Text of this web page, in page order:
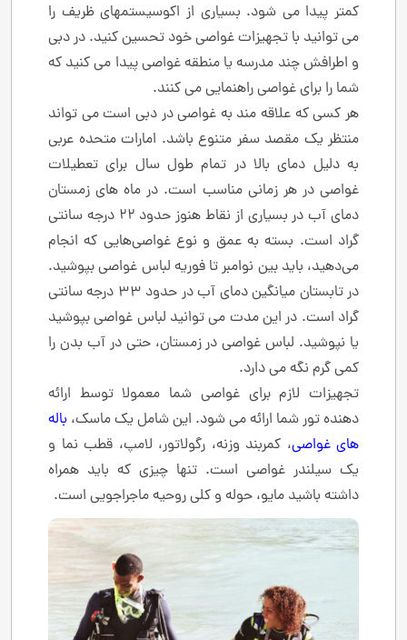
کمتر پیدا می شود. بسیاری از اکوسیستمهای ظریف را
می توانید با تجهیزات غواصی خود تحسین کنید. در دبی
و اطرافش چند مدرسه یا منطقه غواصی پیدا می کنید که
شما را برای غواصی راهنمایی می کنند.
هر کسی که علاقه مند به غواصی در دبی است می تواند
منتظر یک مقصد سفر متنوع باشد. امارات متحده عربی
به دلیل دمای بالا در تمام طول سال برای تعطیلات
غواصی در هر زمانی مناسب است. در ماه های زمستان
دمای آب در بسیاری از نقاط هنوز حدود 22 درجه سانتی
گراد است. بسته به عمق و نوع غواصی‌هایی که انجام
می‌دهید، باید بین نوامبر تا فوریه لباس غواصی بپوشید.
در تابستان میانگین دمای آب در حدود 33 درجه سانتی
گراد است. در این مدت می توانید لباس غواصی بپوشید
یا نپوشید. لباس غواصی در زمستان، حتی در آب بدن را
کمی گرم نگه می دارد.
تجهیزات لازم برای غواصی شما معمولا توسط ارائه
دهنده تور شما ارائه می شود. این شامل یک ماسک، باله
های غواصی، کمربند وزنه، رگولاتور، لامپ، قطب نما و
یک سیلندر غواصی است. تنها چیزی که باید همراه
داشته باشید مایو، حوله و کلی روحیه ماجراجویی است.